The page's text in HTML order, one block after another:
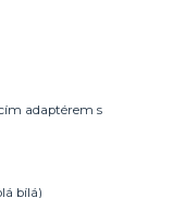
adaptérem s
bílá)